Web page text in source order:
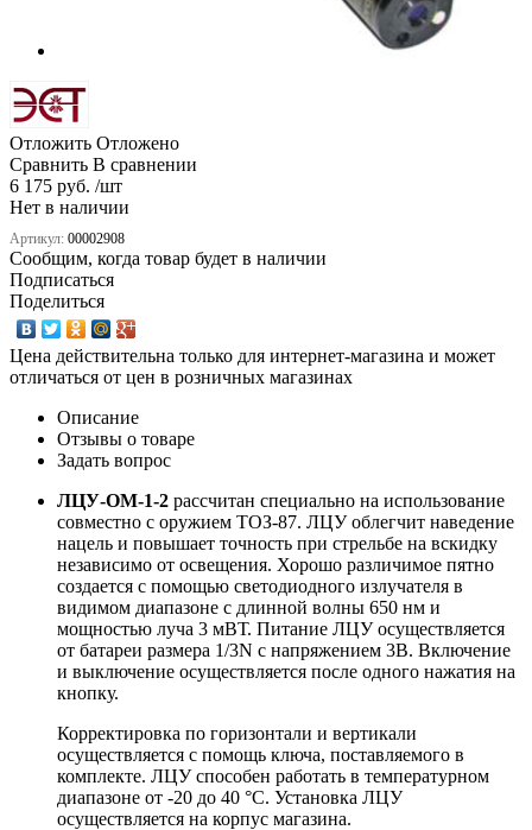
Отложить Отложено
Сравнить В сравнении
6 175 руб. /шт
Нет в наличии
Артикул: 00002908
Сообщим, когда товар будет в наличии
Подписаться
Поделиться
Цена действительна только для интернет-магазина и может
отличаться от цен в розничных магазинах
Описание
Отзывы о товаре
Задать вопрос
ЛЦУ-ОМ-1-2 рассчитан специально на использование
совместно с оружием ТОЗ-87. ЛЦУ облегчит наведение
нацель и повышает точность при стрельбе на вскидку
независимо от освещения. Хорошо различимое пятно
создается с помощью светодиодного излучателя в
видимом диапазоне с длинной волны 650 нм и
мощностью луча 3 мВТ. Питание ЛЦУ осуществляется
от батареи размера 1/3N с напряжением 3В. Включение
и выключение осуществляется после одного нажатия на
кнопку.
Корректировка по горизонтали и вертикали
осуществляется с помощь ключа, поставляемого в
комплекте. ЛЦУ способен работать в температурном
диапазоне от -20 до 40 °С. Установка ЛЦУ
осуществляется на корпус магазина.